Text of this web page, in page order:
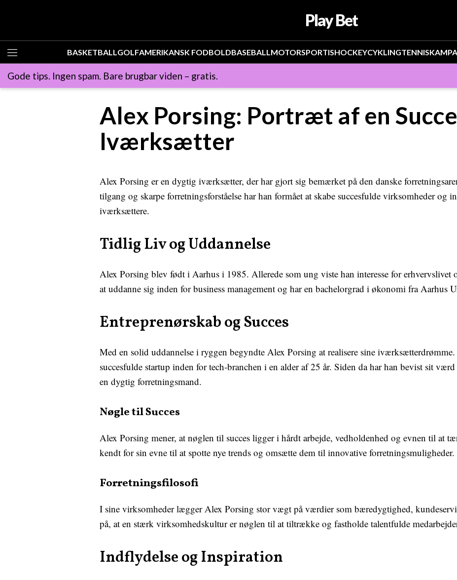
Play Bet
BASKETBALLGOLFAMERIKANSK FODBOLDBASEBALLMOTORSPORTISHOCKEYCYKLINGTENNIS
Gode tips. Ingen spam. Bare brugbar viden – gratis.
Alex Porsing: Portræt af en
Iværksætter
Alex Porsing er en dygtig iværksætter, der har gjort sig bemærket på den danske
tilgang og skarpe forretningsforståelse har han formået at skabe succesfulde virksomheder og
iværksættere.
Tidlig Liv og Uddannelse
Alex Porsing blev født i Aarhus i 1985. Allerede som ung viste han interesse for
at uddanne sig inden for business management og har en bachelorgrad i økonomi fra Aarhus
Entreprenørskab og Succes
Med en solid uddannelse i ryggen begyndte Alex Porsing at realisere sine
succesfulde startup inden for tech-branchen i en alder af 25 år. Siden da har han bevist sit
en dygtig forretningsmand.
Nøgle til Succes
Alex Porsing mener, at nøglen til succes ligger i hårdt arbejde, vedholdenhed og evnen til at
kendt for sin evne til at spotte nye trends og omsætte dem til innovative forretningsmuligheder.
Forretningsfilosofi
I sine virksomheder lægger Alex Porsing stor vægt på værdier som bæredygtighed,
på, at en stærk virksomhedskultur er nøglen til at tiltrække og fastholde talentfulde
Indflydelse og Inspiration